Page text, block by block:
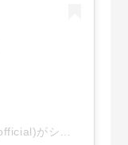
ソフトキャンパス(@softcampus_official)がシェアした投稿